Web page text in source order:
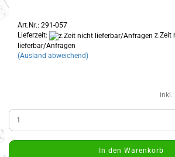
Art.Nr.: 291-057
Lieferzeit:
z.Zeit
lieferbar/Anfragen
(Ausland abweichend)
inkl.
In den Warenkorb